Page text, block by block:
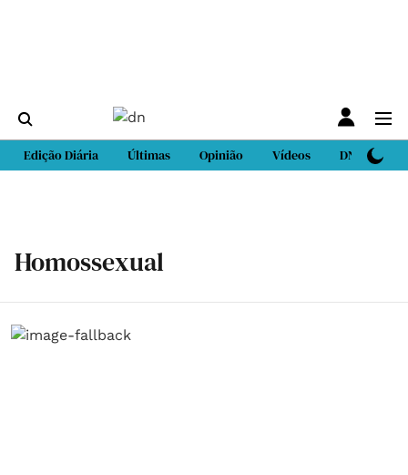
Edição Diária Últimas Opinião Vídeos DN Sport
Homossexual